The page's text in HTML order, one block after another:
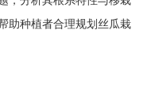
助种植者合理规划丝瓜栽